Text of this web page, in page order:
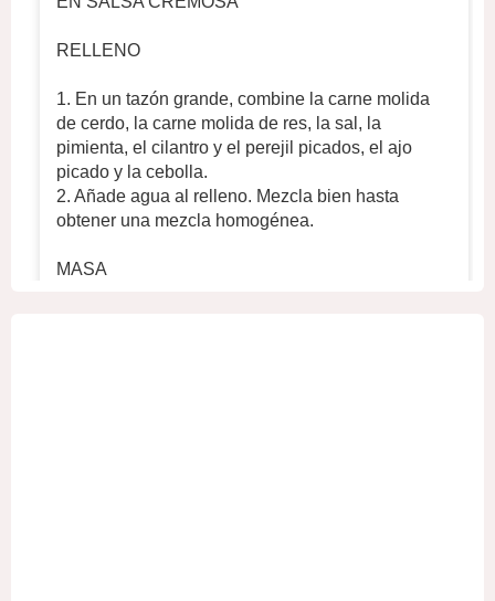
RELLENO
1. En un tazón grande, combine la carne molida
de cerdo, la carne molida de res, la sal, la
pimienta, el cilantro y el perejil picados, el ajo
picado y la cebolla.
2. Añade agua al relleno. Mezcla bien hasta
obtener una mezcla homogénea.
MASA